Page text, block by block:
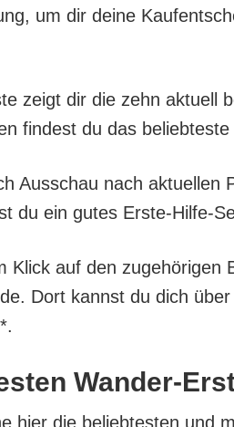
um dir dei­ne
zeigt dir die zehn aktu­ell
fin­dest du das
Aus­schau nach aktu­el­len
du ein gutes Ers­te-Hil­fe-
Klick auf den zuge­hö­ri­gen
Dort kannst du dich
Wan­der-
hier die belieb­tes­ten und